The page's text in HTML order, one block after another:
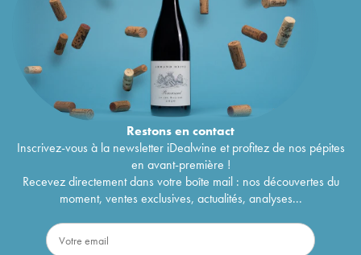
Restons encontact
Inscrivez-vous à la newsletter iDealwine et profitez de nos pépites
en avant-première !
Recevez directement dans votre boîte mail : nos découvertes du
moment, ventes exclusives, actualités, analyses...